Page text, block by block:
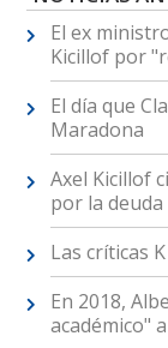
El ex
Kicillof por
El día que
Maradona
Axel Kicillof
por la deuda
Las críticas
En 2018,
académico"